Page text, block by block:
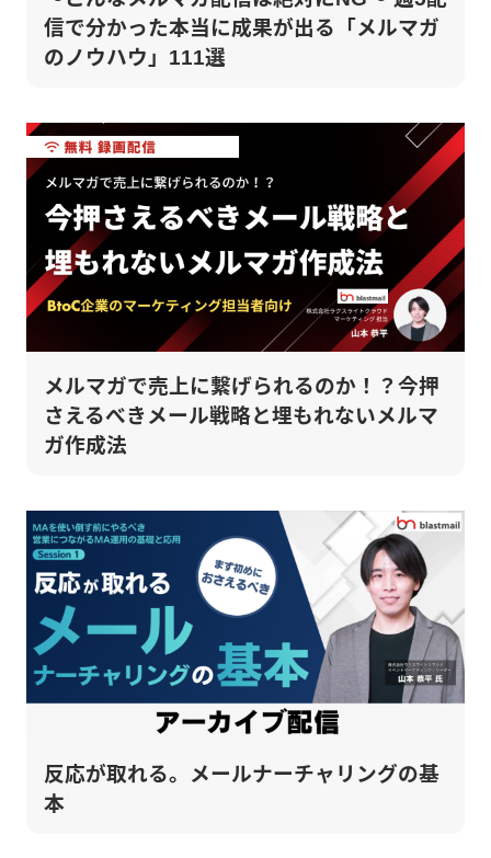
信で分かった本当に成果が出る「メルマガ
のノウハウ」111選
メルマガで売上に繋げられるのか！？今押
さえるべきメール戦略と埋もれないメルマ
ガ作成法
反応が取れる。メールナーチャリングの基
本